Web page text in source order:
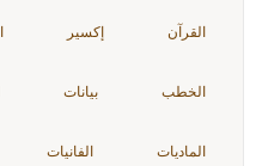
القرآن إكسير
الخطب بيانات
الماديات الفانيات